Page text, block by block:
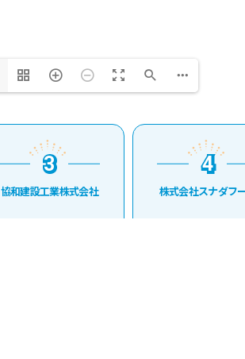
3
3
協和建設工業株式会社
4
4
株式会社スナダフ